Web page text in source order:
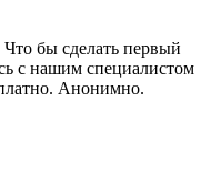
бы сделать первый
с нашим специалистом
Анонимно.